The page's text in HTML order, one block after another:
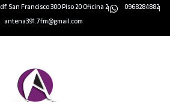
San Francisco 300 Piso 20 Oficina 2
0968284882
antena391.7fm@gmail.com